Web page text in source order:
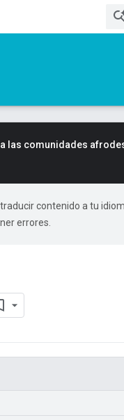
las comunidades
contenido a tu
errores.